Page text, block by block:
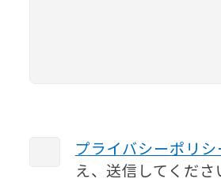
プライバシーポリシ
え、送信してくださ